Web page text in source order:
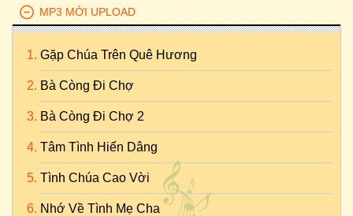
MP3 MỚI UPLOAD
Gặp Chúa Trên Quê Hương
Bà Còng Đi Chợ
Bà Còng Đi Chợ 2
Tâm Tình Hiến Dâng
Tình Chúa Cao Vời
Nhớ Về Tình Mẹ Cha